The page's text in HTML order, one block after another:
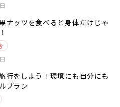
ナッツを食べると身体だけじゃ
行をしよう！環境にも自分にも
プラン